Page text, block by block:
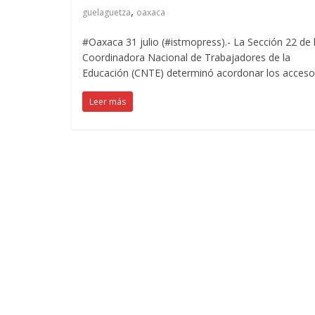
guelaguetza, oaxaca
#Oaxaca 31 julio (#istmopress).- La Sección 22 de
Coordinadora Nacional de Trabajadores de la
Educación (CNTE) determinó acordonar los
Leer más